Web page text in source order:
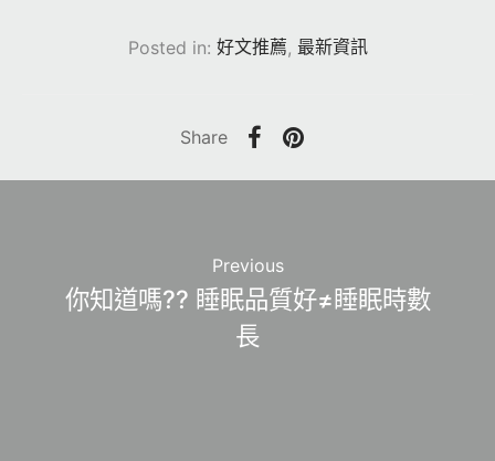
Posted in: 好文推薦, 最新資訊
Share
Previous
你知道嗎?? 睡眠品質好≠睡眠時數
長